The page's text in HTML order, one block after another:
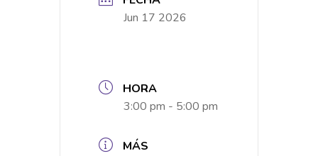
Jun 17 2026
HORA
3:00 pm - 5:00 pm
MÁS